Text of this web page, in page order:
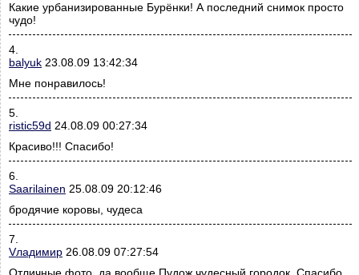
Какие урбанизированные Бурёнки! А последний снимок просто
чудо!
4.
balyuk 23.08.09 13:42:34
Мне понравилось!
5.
ristic59d 24.08.09 00:27:34
Красиво!!! Спасибо!
6.
Saarilainen 25.08.09 20:12:46
бродячие коровы, чудеса
7.
Vладимир 26.08.09 07:27:54